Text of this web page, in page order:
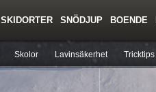
Skolor Lavinsäkerhet Tricktips
SKIDORTER SNÖDJUP BOENDE